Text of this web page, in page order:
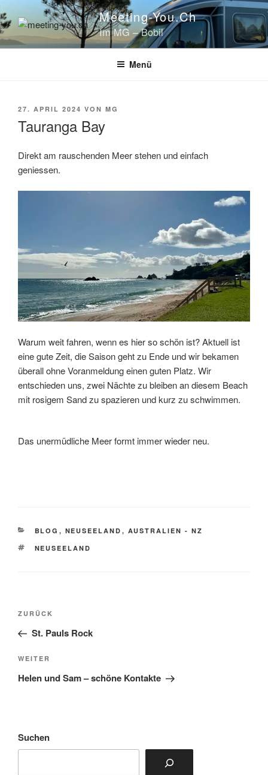
Zum
Inhalt
springen
Meeting-You.ch
Im MG – Bobil
Menü
VERÖFFENTLICHT
27. APRIL 2024 VON MG
Tauranga Bay
Direkt am rauschenden Meer stehen und einfach
geniessen.
Warum weit fahren, wenn es hier so schön ist? Aktuell ist
eine gute Zeit, die Saison geht zu Ende und wir bekamen
überall ohne Voranmeldung einen guten Platz. Wir
entschieden uns, zwei Nächte zu bleiben an diesem Beach
mit rosigem Sand zu spazieren und kurz zu schwimmen.
Das unermüdliche Meer formt immer wieder neu.
KATEGORIEN
BLOG , NEUSEELAND , AUSTRALIEN - NZ
SCHLAGWÖRTER
NEUSEELAND
Beitragsnavigation
Vorheriger
Beitrag
ZURÜCK
St. Pauls Rock
Nächster
Beitrag
WEITER
Helen und Sam – schöne Kontakte
Suchen